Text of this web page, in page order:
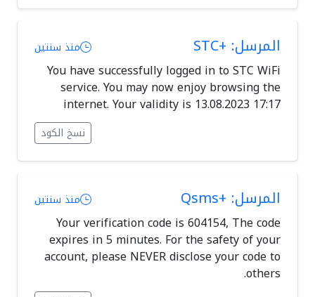
المرسل: +STC منذ سنتين
You have successfully logged in to STC WiFi
service. You may now enjoy browsing the
internet. Your validity is 13.08.2023 17:17
نسخ الكود
المرسل: +Qsms منذ سنتين
Your verification code is 604154, The code
expires in 5 minutes. For the safety of your
account, please NEVER disclose your code to
others.